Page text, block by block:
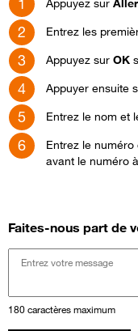
Appuyez sur
Entrez les
Appuyez sur OK
Appuyer ensuite
Entrez le nom et
Entrez le
avant le numéro
Faites-nous part de
180 caractères maximum